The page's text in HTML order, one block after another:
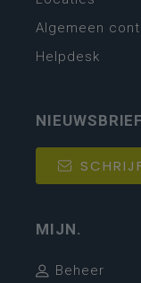
Algemeen
Helpdesk
NIEUWSBRIEF
MIJN.
Beheer